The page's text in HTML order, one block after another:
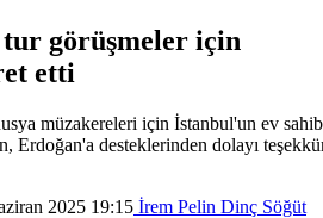
görüşmeler için
etti
müzakereleri için İstanbul'un ev
Erdoğan'a desteklerinden dolayı
2025 19:15 İrem Pelin Dinç Söğüt